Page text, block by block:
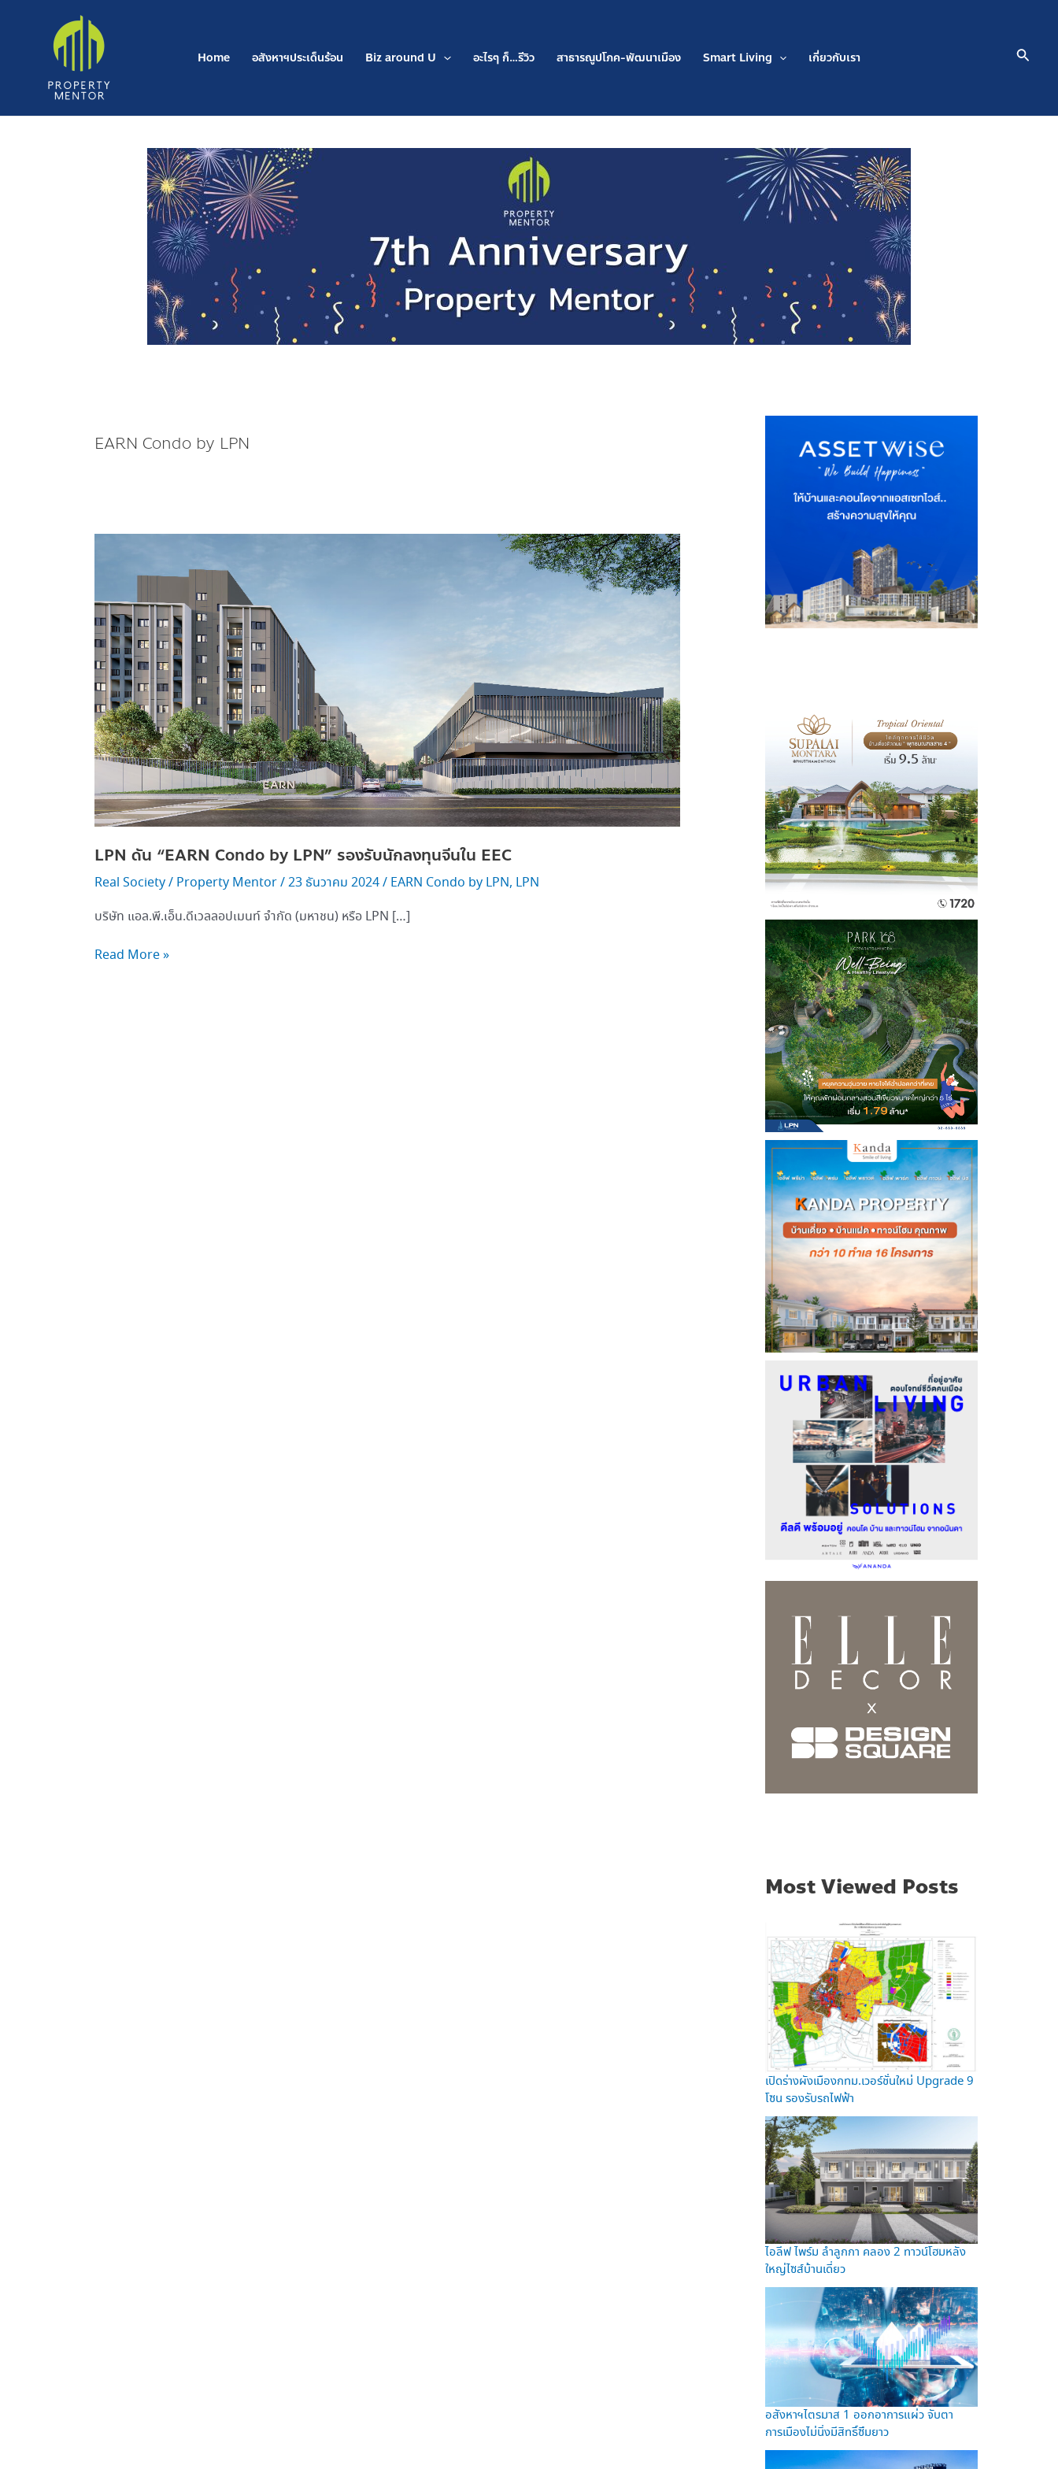
Home อสังหาฯประเด็นร้อน Biz around U อะไรๆ ก็…รีวิว สาธารณูปโภค-พัฒนาเมือง Smart Living เกี่ยวกับเรา
EARN Condo by LPN
LPN ดัน “EARN Condo by LPN” รองรับนักลงทุนจีนใน EEC
Real Society/ Property Mentor/23 ธันวาคม 2024/ EARN Condo by LPN, LPN
บริษัท แอล.พี.เอ็น.ดีเวลลอปเมนท์ จำกัด (มหาชน) หรือ LPN […]
by
LPN”
รองรับ
นัก
ลงทุน
จีน
ใน
EEC
Read More »
Most Viewed Posts
เปิดร่างผังเมืองกทม.เวอร์ชั่นใหม่ Upgrade 9
โซน รองรับรถไฟฟ้า
ไอลีฟ ไพร์ม ลำลูกกา คลอง 2 ทาวน์โฮมหลัง
ใหญ่ไซส์บ้านเดี่ยว
อสังหาฯไตรมาส 1 ออกอาการแผ่ว จับตา
การเมืองไม่นิ่งมีสิทธิ์ซึมยาว